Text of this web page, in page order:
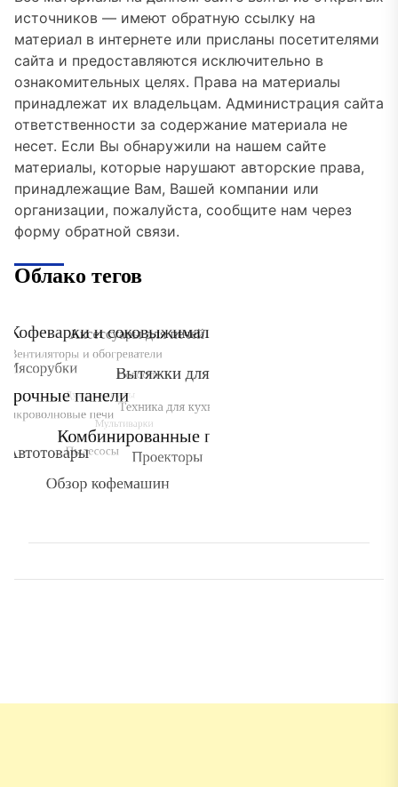
источников — имеют обратную ссылку на
материал в интернете или присланы посетителями
сайта и предоставляются исключительно в
ознакомительных целях. Права на материалы
принадлежат их владельцам. Администрация сайта
ответственности за содержание материала не
несет. Если Вы обнаружили на нашем сайте
материалы, которые нарушают авторские права,
принадлежащие Вам, Вашей компании или
организации, пожалуйста, сообщите нам через
форму обратной связи.
Облако тегов